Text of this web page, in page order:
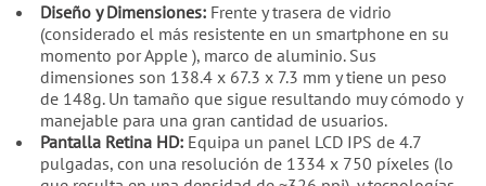
Diseño y Dimensiones:Frente y trasera de vidrio
(considerado el más resistente en un smartphone en su
momento por Apple ), marco de aluminio. Sus
dimensiones son 138.4 x 67.3 x 7.3 mm y tiene un peso
de 148g. Un tamaño que sigue resultando muy cómodo y
manejable para una gran cantidad de usuarios.
Pantalla Retina HD:Equipa un panel LCD IPS de 4.7
pulgadas, con una resolución de 1334 x 750 píxeles (lo